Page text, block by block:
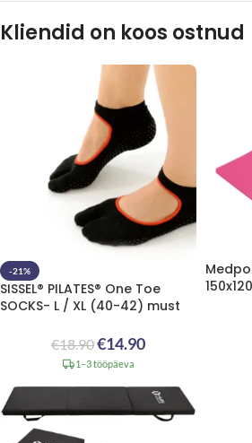
Kliendid on koos ostnud
-21%
SISSEL® PILATES® One Toe
SOCKS- L / XL (40-42) must
€18.90€14.90
1–3 tööpäeva